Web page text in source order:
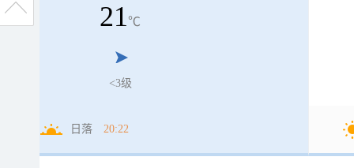
21℃
<3级
日落 20:22